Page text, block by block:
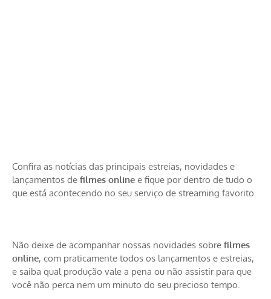
Confira as notícias das principais estreias, novidades e
lançamentos de filmes online e fique por dentro de tudo o
que está acontecendo no seu serviço de streaming favorito.
Não deixe de acompanhar nossas novidades sobre filmes
online, com praticamente todos os lançamentos e estreias,
e saiba qual produção vale a pena ou não assistir para que
você não perca nem um minuto do seu precioso tempo.